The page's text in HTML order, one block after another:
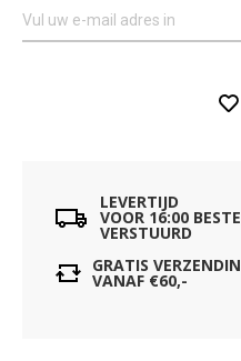
LEVERTIJD
VOOR 16:00
VERSTUURD
GRATIS
VANAF €60,-